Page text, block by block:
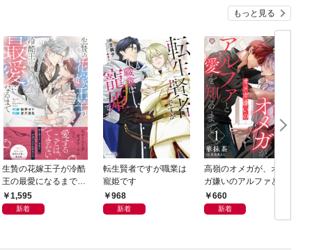
もっと見る
生贄の花嫁王子が冷酷
王の最愛になるまで
【イラスト付き】【単
行本書き下ろしSS付
1,595
新着
転生賢者ですが職業は
寵姫です
968
新着
高嶺のオメガが、オメ
ガ嫌いのアルファと愛
を知るまで1
660
新着